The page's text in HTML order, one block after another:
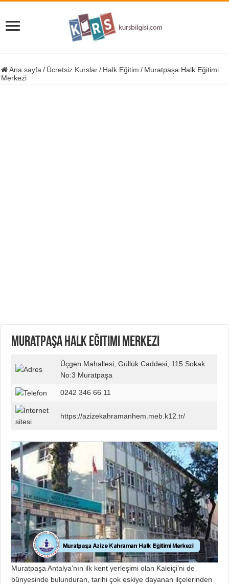
Ana sayfa / Ücretsiz Kurslar / Halk Eğitim / Muratpaşa Halk Eğitimi
Merkezi
Muratpaşa Halk Eğitimi Merkezi
Üçgen Mahallesi, Güllük Caddesi, 115 Sokak.
No:3 Muratpaşa
0242 346 66 11
https://azizekahramanhem.meb.k12.tr/
Muratpaşa Antalya’nın ilk kent yerleşimi olan Kaleiçi’ni de
bünyesinde bulunduran, tarihi çok eskiye dayanan ilçelerinden